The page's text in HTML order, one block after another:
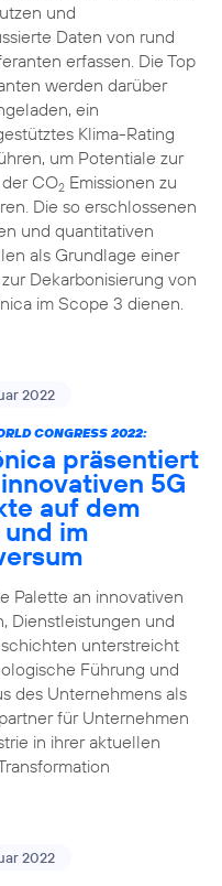
und
Daten von rund
erfassen. Die Top
werden darüber
ein
Klima-Rating
um Potentiale zur
CO2Emissionen zu
Die so erschlossenen
und quantitativen
als Grundlage einer
Dekarbonisierung von
im Scope 3 dienen.
2022
CONGRESS 2022:
präsentiert
5G
auf dem
im
Palette an innovativen
Dienstleistungen und
unterstreicht
Führung und
des Unternehmens als
für Unternehmen
in ihrer aktuellen
2022